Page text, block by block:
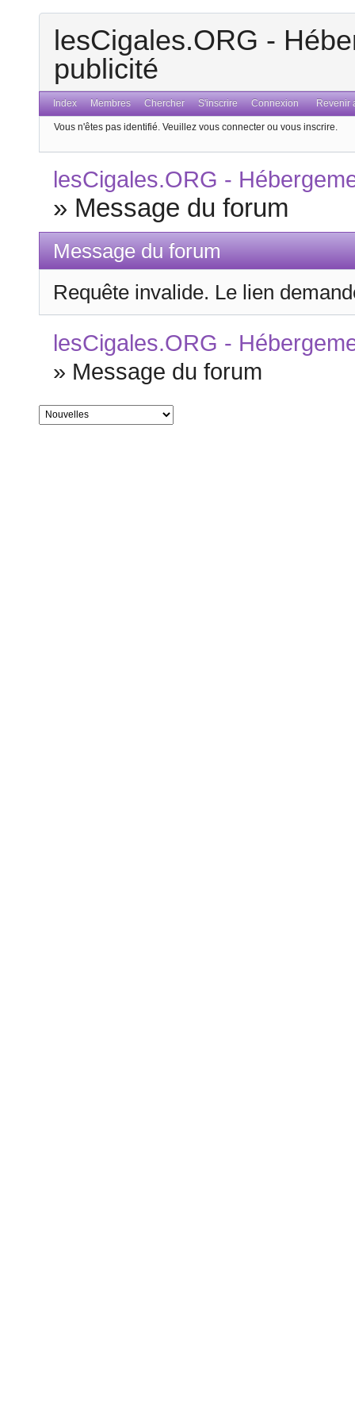
lesCigales.ORG -
publicité
Index Membres Chercher S'inscrire Connexion Revenir
Vous n'êtes pas identifié. Veuillez vous connecter ou vous inscrire.
lesCigales.ORG -
» Message du forum
Message du forum
Requête invalide. Le lien
lesCigales.ORG -
» Message du forum